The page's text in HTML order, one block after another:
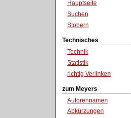
Hauptseite
Suchen
Stöbern
Technisches
Technik
Statistik
richtig Verlinken
zum Meyers
Autorennamen
Abkürzungen